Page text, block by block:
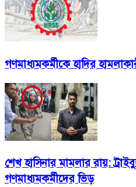
গণমাধ্যমকর্মীকে হাদির
শেখ হাসিনার মামলার রায়:
গণমাধ্যমকর্মীদের ভিড়